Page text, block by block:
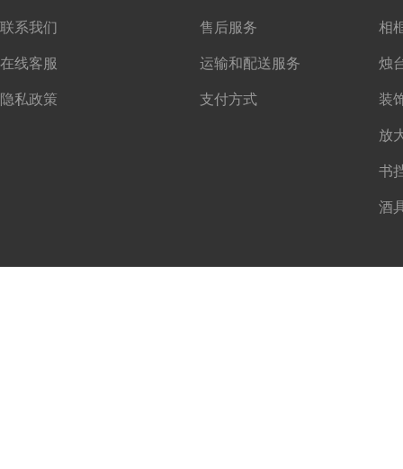
联系我们
在线客服
隐私政策
售后服务
运输和配送服务
支付方式
书
酒